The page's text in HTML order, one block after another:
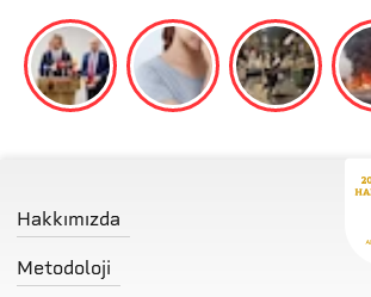
Hakkımızda
Metodoloji